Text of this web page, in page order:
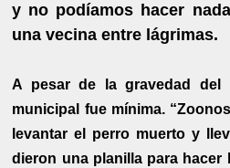
y no podíamos hacer
una vecina entre lágrimas.
A pesar de la gravedad del
municipal fue mínima.
levantar el perro muerto y
dieron una planilla para hacer